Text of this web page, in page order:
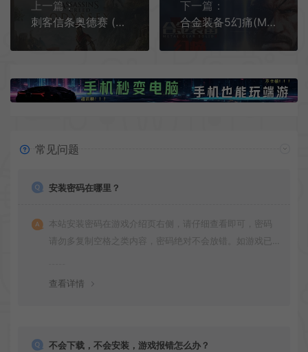
上一篇：
刺客信条奥德赛 (Assassin's Creed Odyssey)简中|PC|ACT|修改器|解锁|开放世界动作角色扮演游戏
下一篇：
合金装备5幻痛(MGSV: The Phantom Pain)简中|PC|修改器|存档|开放世界动作射击游戏
常见问题
安装密码在哪里？
本站安装密码在游戏介绍页右侧，请仔细查看即可，密码
请勿多复制空格之类内容，密码绝对不会放错。如游戏已
查看详情
不会下载，不会安装，游戏报错怎么办？